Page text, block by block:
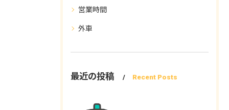
営業時間
外車
最近の投稿 Recent Posts